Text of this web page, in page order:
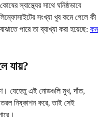
স্বাস্থ্যের সাথে ঘনিষ্ঠভাবে
সংখ্যা খুব কমে গেলে কী
পারে তা ব্যাখ্যা করা হয়েছে: কম
যায়?
যেহেতু এই নোডগুলি মুখ, দাঁত,
নিষ্কাশন করে, তাই সেই